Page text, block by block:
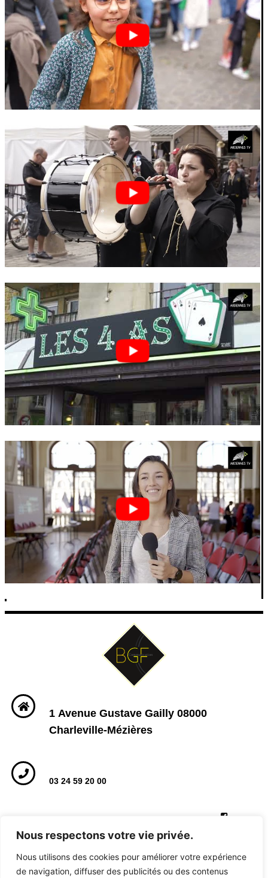
Nous respectons votre vie privée.
Nous utilisons des cookies pour améliorer votre expérience
de navigation, diffuser des publicités ou des contenus
1 Avenue Gustave Gailly 08000
Charleville-Mézières
03 24 59 20 00